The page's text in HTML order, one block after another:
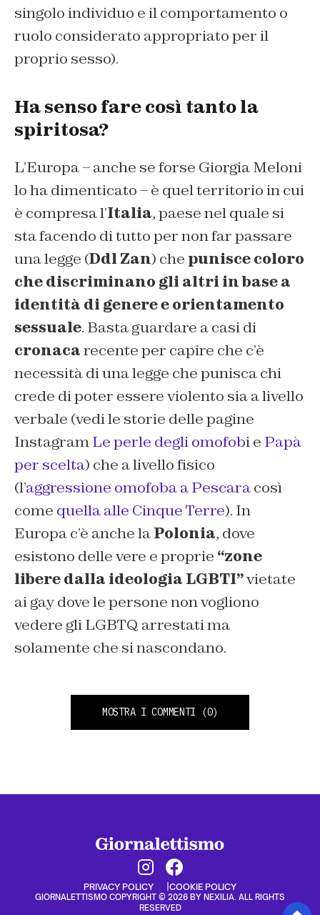
singolo individuo e il comportamento o
ruolo considerato appropriato per il
proprio sesso).
Ha senso fare così tanto la
spiritosa?
L’Europa – anche se forse Giorgia Meloni
lo ha dimenticato – è quel territorio in cui
è compresa l’Italia, paese nel quale si
sta facendo di tutto per non far passare
una legge (Ddl Zan) che punisce coloro
che discriminano gli altri in base a
identità di genere e orientamento
sessuale. Basta guardare a casi di
cronacarecente per capire che c’è
necessità di una legge che punisca chi
crede di poter essere violento sia a livello
verbale (vedi le storie delle pagine
InstagramLe perle degli omofobi e Papà
per scelta) che a livello fisico
(l’aggressione omofoba a Pescaracosì
come quella alle Cinque Terre). In
Europa c’è anche laPolonia, dove
esistono delle vere e proprie “zone
libere dalla ideologia LGBTI”vietate
ai gay dove le persone non vogliono
vedere gli LGBTQ arrestati ma
solamente che si nascondano.
MOSTRA I COMMENTI (0)
PRIVACY POLICY COOKIE POLICY
GIORNALETTISMO COPYRIGHT © 2026 BY NEXILIA. ALL RIGHTS
RESERVED